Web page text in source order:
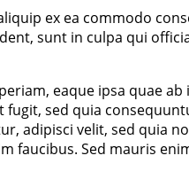
ex ea commodo
sunt in culpa qui
eaque ipsa quae
sed quia
adipisci velit, sed quia
faucibus. Sed mauris